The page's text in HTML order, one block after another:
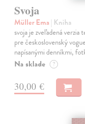
Svoja
Müller Ema| Kniha
svoja je zveľadená
pre československý
napísanými denníkmi,
Na sklade ?
30,00 €